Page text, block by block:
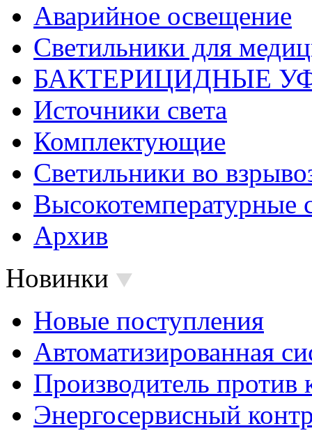
Аварийное освещение
Светильники для
БАКТЕРИЦИДНЫЕ
Источники света
Комплектующие
Светильники во
Высокотемпературные
Архив
Новинки
Новые поступления
Автоматизированная
Производитель против
Энергосервисный